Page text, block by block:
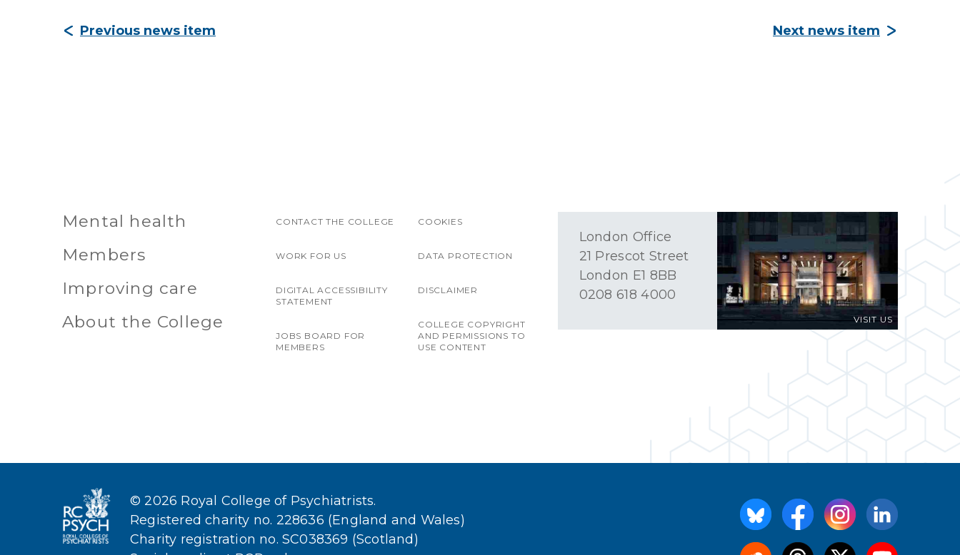
Previous news item Next news item
Mental health
Members
Improving care
About the College
CONTACT THE COLLEGE
WORK FOR US
DIGITAL ACCESSIBILITY
STATEMENT
JOBS BOARD FOR
MEMBERS
COOKIES
DATA PROTECTION
DISCLAIMER
COLLEGE COPYRIGHT
AND PERMISSIONS TO
USE CONTENT
VISIT US
London Office
21 Prescot Street
London E1 8BB
0208 618 4000
© 2026 Royal College of Psychiatrists.
Registered charity no. 228636 (England and Wales)
Charity registration no. SC038369 (Scotland)